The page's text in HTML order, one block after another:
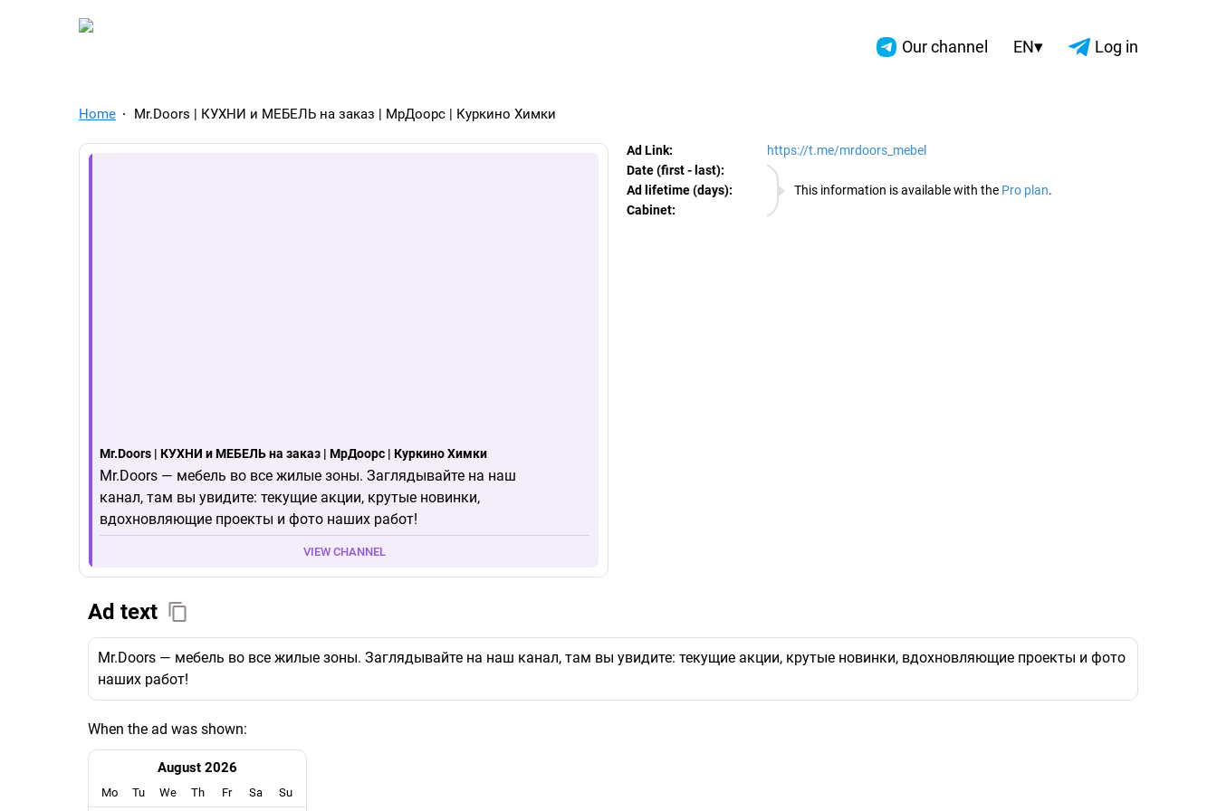
TelegramAds.com — Telegram Ads Spy Our channel EN▾ Log in
Home Mr.Doors | КУХНИ и МЕБЕЛЬ на заказ | МрДоорс | Куркино Химки
Mr.Doors | КУХНИ и МЕБЕЛЬ на заказ | МрДоорс | Куркино Химки
Mr.Doors — мебель во все жилые зоны. Заглядывайте на наш
канал, там вы увидите: текущие акции, крутые новинки,
вдохновляющие проекты и фото наших работ!
VIEW CHANNEL
Ad Link: https://t.me/mrdoors_mebel
This information is available with the Pro plan.
Date (first - last):
08.08.2026
Ad lifetime (days):
Cabinet:
EURO
Ad text
Mr.Doors — мебель во все жилые зоны. Заглядывайте на наш канал, там вы увидите: текущие акции, крутые новинки, вдохновляющие проекты и фото
наших работ!
When the ad was shown:
August 2026
Mo Tu We Th Fr Sa Su